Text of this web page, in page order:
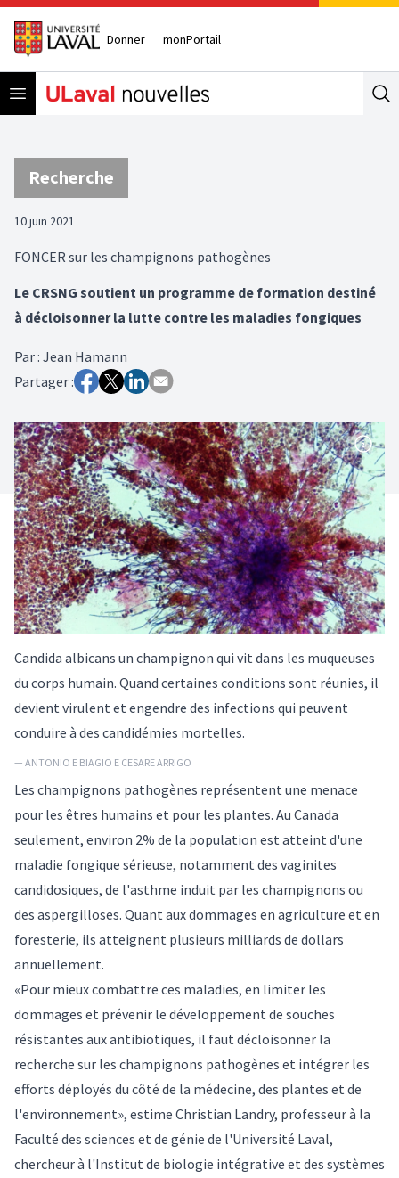
Donner monPortail
Open menu
Recherche
10 juin 2021
FONCER sur les champignons pathogènes
Le CRSNG soutient un programme de formation destiné
à décloisonner la lutte contre les maladies fongiques
Par: Jean Hamann
Partager :
Candida albicans un champignon qui vit dans les muqueuses
du corps humain. Quand certaines conditions sont réunies, il
devient virulent et engendre des infections qui peuvent
conduire à des candidémies mortelles.
— ANTONIO E BIAGIO E CESARE ARRIGO
Les champignons pathogènes représentent une menace
pour les êtres humains et pour les plantes. Au Canada
seulement, environ 2% de la population est atteint d'une
maladie fongique sérieuse, notamment des vaginites
candidosiques, de l'asthme induit par les champignons ou
des aspergilloses. Quant aux dommages en agriculture et en
foresterie, ils atteignent plusieurs milliards de dollars
annuellement.
«Pour mieux combattre ces maladies, en limiter les
dommages et prévenir le développement de souches
résistantes aux antibiotiques, il faut décloisonner la
recherche sur les champignons pathogènes et intégrer les
efforts déployés du côté de la médecine, des plantes et de
l'environnement», estime Christian Landry, professeur à la
Faculté des sciences et de génie de l'Université Laval,
chercheur à l'Institut de biologie intégrative et des systèmes